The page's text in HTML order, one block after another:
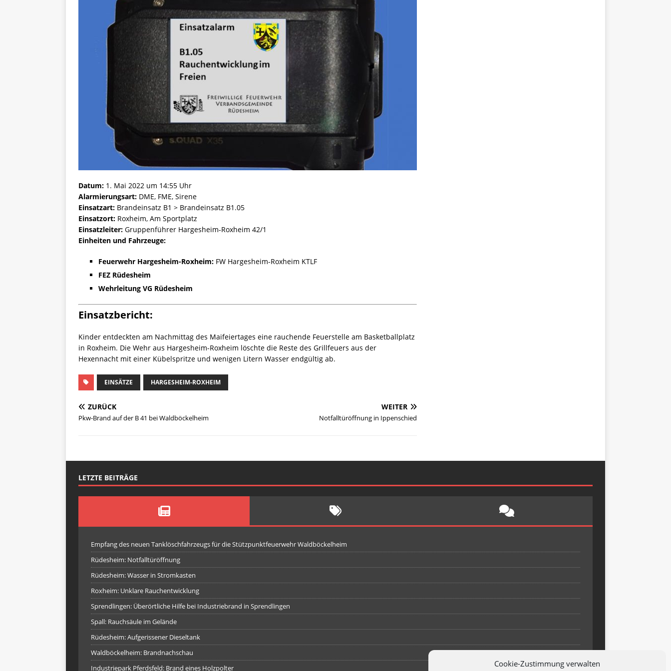
Cookie-Zustimmung verwalten
Datum: 1. Mai 2022 um 14:55 Uhr
Alarmierungsart: DME, FME, Sirene
Einsatzart: Brandeinsatz B1 > Brandeinsatz B1.05
Einsatzort: Roxheim, Am Sportplatz
Einsatzleiter: Gruppenführer Hargesheim-Roxheim 42/1
Einheiten und Fahrzeuge:
Feuerwehr Hargesheim-Roxheim: FW Hargesheim-Roxheim KTLF
FEZ Rüdesheim
Wehrleitung VG Rüdesheim
Einsatzbericht:
Kinder entdeckten am Nachmittag des Maifeiertages eine rauchende Feuerstelle am Basketballplatz
in Roxheim. Die Wehr aus Hargesheim-Roxheim löschte die Reste des Grillfeuers aus der
Hexennacht mit einer Kübelspritze und wenigen Litern Wasser endgültig ab.
EINSÄTZE HARGESHEIM-ROXHEIM
ZURÜCK
Pkw-Brand auf der B 41 bei Waldböckelheim
WEITER
Notfalltüröffnung in Ippenschied
LETZTE BEITRÄGE
Empfang des neuen Tanklöschfahrzeugs für die Stützpunktfeuerwehr Waldböckelheim
Rüdesheim: Notfalltüröffnung
Rüdesheim: Wasser in Stromkasten
Roxheim: Unklare Rauchentwicklung
Sprendlingen: Überörtliche Hilfe bei Industriebrand in Sprendlingen
Spall: Rauchsäule im Gelände
Rüdesheim: Aufgerissener Dieseltank
Waldböckelheim: Brandnachschau
Industriepark Pferdsfeld: Brand eines Holzpolter